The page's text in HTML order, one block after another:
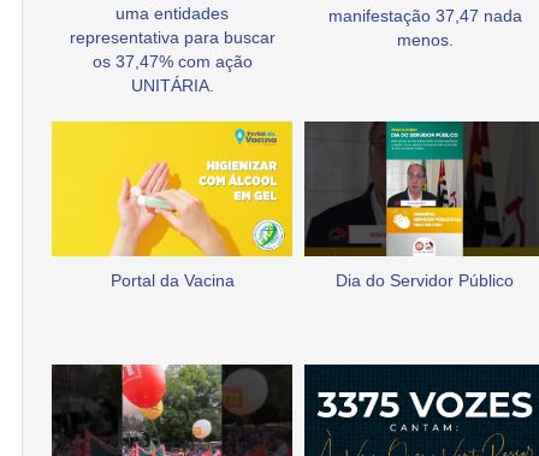
uma entidades
representativa para buscar
os 37,47% com ação
UNITÁRIA.
manifestação 37,47 nada
menos.
Portal da Vacina Dia do Servidor Público